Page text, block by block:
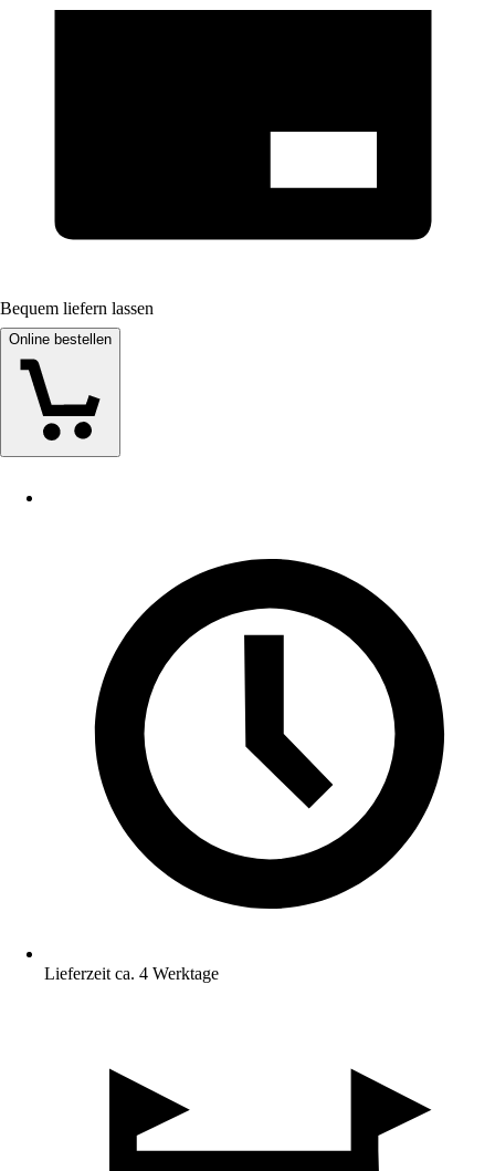
Bequem liefern lassen
Online bestellen
Lieferzeit ca. 4 Werktage